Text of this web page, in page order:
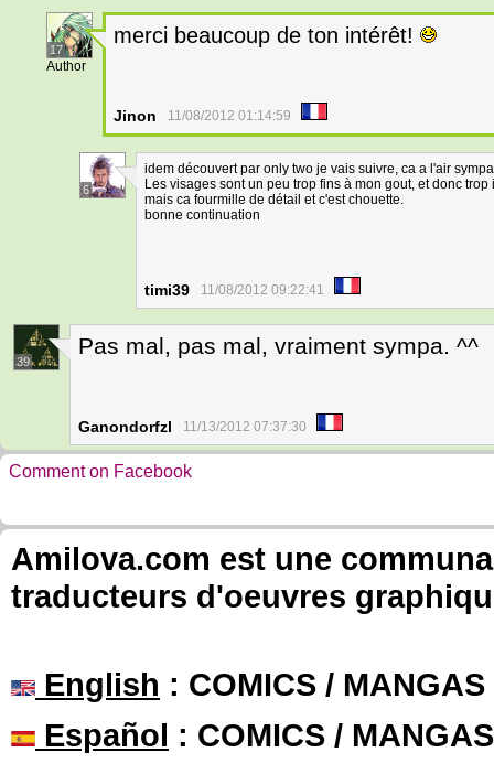
17
Author
merci beaucoup de ton intérêt!
Jinon 11/08/2012 01:14:59
6
idem découvert par only two je vais suivre, ca a l'air
Les visages sont un peu trop fins à mon gout, et donc trop
mais ca fourmille de détail et c'est chouette.
bonne continuation
timi39 11/08/2012 09:22:41
39
Pas mal, pas mal, vraiment sympa. ^^
Ganondorfzl 11/13/2012 07:37:30
Comment on Facebook
Amilova.com est une
traducteurs d'oeuvres
English : COMICS /
Español : COMICS /